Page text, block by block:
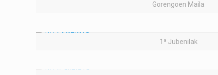
Gorengoen Maila
1ª Jubenilak